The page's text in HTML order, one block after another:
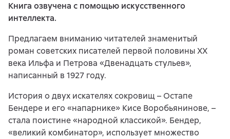
Книга озвучена с помощью искусственного
интеллекта.
Предлагаем вниманию читателей знаменитый
роман советских писателей первой половины XX
века Ильфа и Петрова «Двенадцать стульев»,
написанный в 1927 году.
История о двух искателях сокровищ – Остапе
Бендере и его «напарнике» Кисе Воробьянинове, –
стала поистине «народной классикой». Бендер,
«великий комбинатор», использует множество